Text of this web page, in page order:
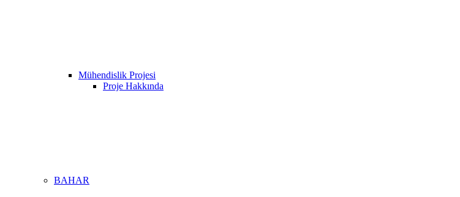
Mühendislik Projesi
Proje Hakkında
BAHAR